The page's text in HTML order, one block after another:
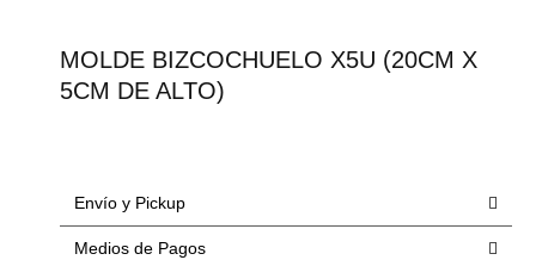
MOLDE BIZCOCHUELO X5U (20CM X
5CM DE ALTO)
Envío y Pickup
Medios de Pagos